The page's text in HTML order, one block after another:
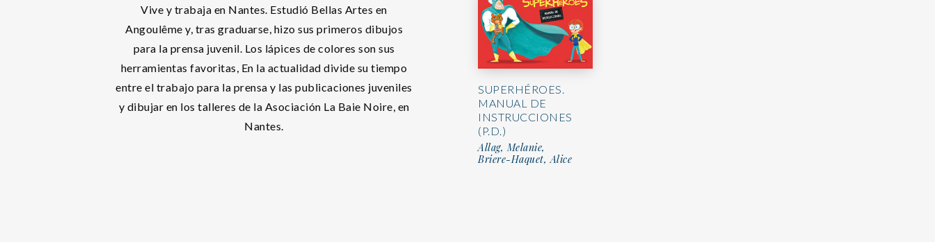
Vive y trabaja en Nantes. Estudió Bellas Artes en
Angoulême y, tras graduarse, hizo sus primeros dibujos
para la prensa juvenil. Los lápices de colores son sus
herramientas favoritas, En la actualidad divide su tiempo
entre el trabajo para la prensa y las publicaciones juveniles
y dibujar en los talleres de la Asociación La Baie Noire, en
Nantes.
SUPERHÉROES.
MANUAL DE
INSTRUCCIONES
(P.D.)
Allag, Melanie,
Briere-Haquet, Alice